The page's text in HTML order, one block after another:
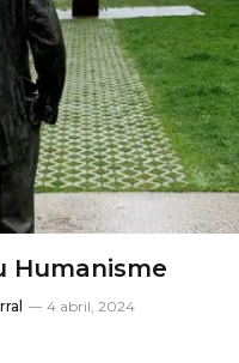
Humanisme
4 abril, 2024